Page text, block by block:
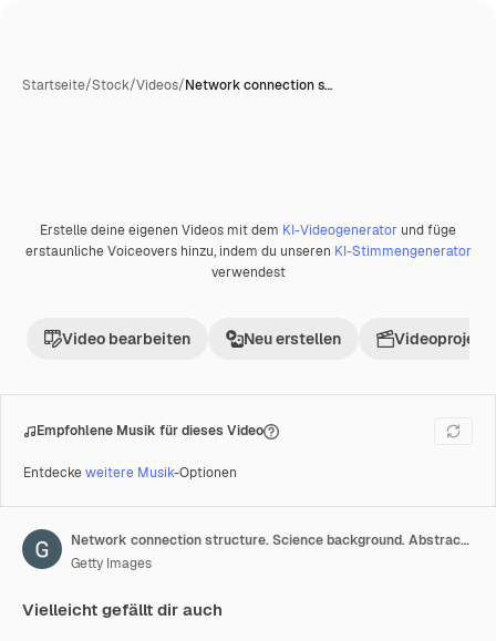
Startseite/Stock/Videos/Network connection s…
Premium
Erstelle deine eigenen Videos mit dem KI-Videogenerator und füge
erstaunliche Voiceovers hinzu, indem du unseren KI-Stimmengenerator
verwendest
Video bearbeiten Neu erstellen Videoprojekt
Empfohlene Musik für dieses Video
Entdeckeweitere Musik-Optionen
Network connection structure. Science background. Abstract digital background. Big data visualization. 3d rendering.
Getty Images
Vielleicht gefällt dir auch